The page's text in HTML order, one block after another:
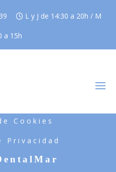
L y J de 14:30 a 20h / M
a 15h
Cookies
Privacidad